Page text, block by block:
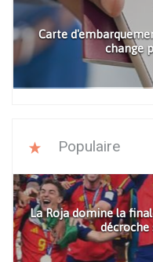
Carte
change
Populaire
La Roja domine la
décroche